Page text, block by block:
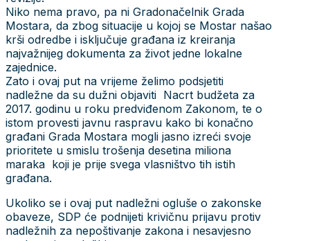
Niko nema pravo, pa ni Gradonačelnik Grada
Mostara, da zbog situacije u kojoj se Mostar našao
krši odredbe i isključuje građana iz kreiranja
najvažnijeg dokumenta za život jedne lokalne
zajednice.
Zato i ovaj put na vrijeme želimo podsjetiti
nadležne da su dužni objaviti Nacrt budžeta za
2017. godinu u roku predviđenom Zakonom, te o
istom provesti javnu raspravu kako bi konačno
građani Grada Mostara mogli jasno izreći svoje
prioritete u smislu trošenja desetina miliona
maraka koji je prije svega vlasništvo tih istih
građana.
Ukoliko se i ovaj put nadležni ogluše o zakonske
obaveze, SDP će podnijeti krivičnu prijavu protiv
nadležnih za nepoštivanje zakona i nesavjesno